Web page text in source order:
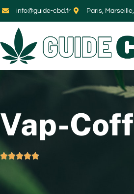
info@guide-cbd.fr Paris,
Vap-
